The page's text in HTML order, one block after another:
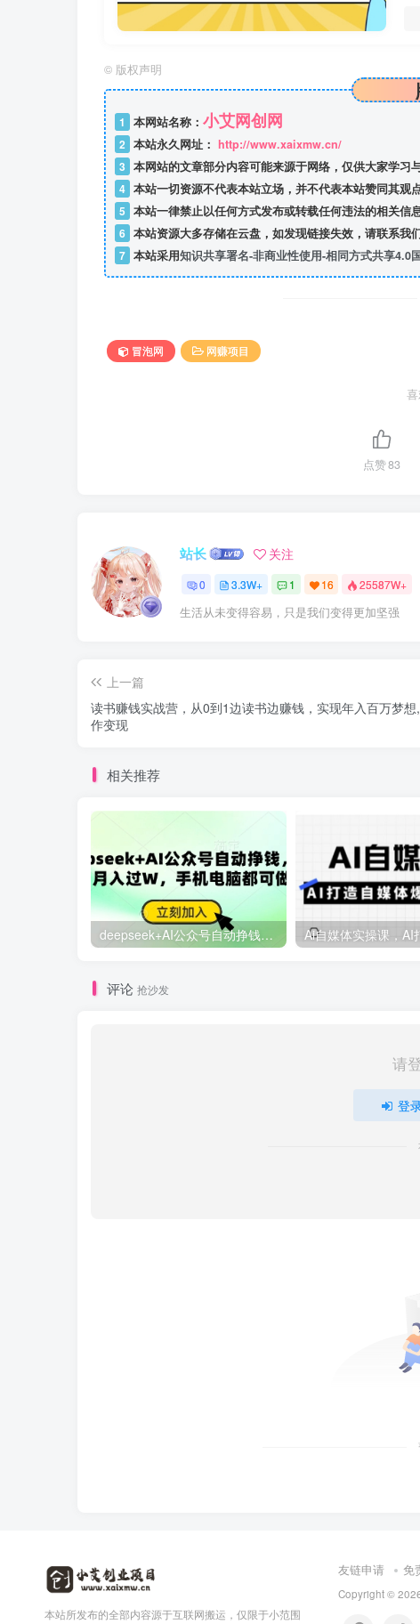
© 版权声明
1 本网站名称： 小艾网创网
2 本站永久网址： http://www.xaixmw.cn/
3 本网站的文章部分内容可能来源于网络，仅供大家学习
4 本站一切资源不代表本站立场，并不代表本站赞同其观
5 本站一律禁止以任何方式发布或转载任何违法的相关信
6 本站资源大多存储在云盘，如发现链接失效，请联系我
7 本站采用知识共享署名-非商业性使用-相同方式共享4.0
冒泡网 网赚项目
点赞83
站长 关注
0 3.3W+ 1 16 25587W+
生活从未变得容易，只是我们变得更加坚强
上一篇
读书赚钱实战营，从0到1边读书边赚钱，实现年入百万梦想
作变现
相关推荐
deepseek+AI公众号自动挣钱，轻松月入过W，手机电脑都可做
评论 抢沙发
请
登
本站所发布的全部内容源于互联网搬运，仅限于小范围
友链申请 免
Copyright ©